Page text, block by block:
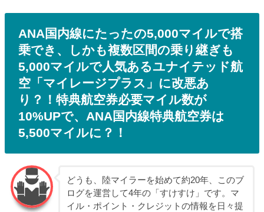
ANA国内線にたったの5,000マイルで搭
乗でき、しかも複数区間の乗り継ぎも
5,000マイルで人気あるユナイテッド航
空「マイレージプラス」に改悪あ
り？！特典航空券必要マイル数が
10%UPで、ANA国内線特典航空券は
5,500マイルに？！
どうも、陸マイラーを始めて約20年、このブ
ログを運営して4年の「すけすけ」です。マ
イル・ポイント・クレジットの情報を日々提